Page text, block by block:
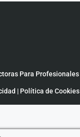
Para Profesionales
| Política de Cookies